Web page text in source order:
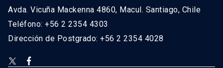
Avda. Vicuña Mackenna 4860, Macul. Santiago, Chile
Teléfono: +56 2 2354 4303
Dirección de Postgrado: +56 2 2354 4028